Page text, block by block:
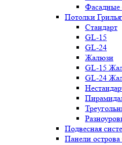
Фасадные
Потолки
Стандарт
GL-15
GL-24
Жалюзи
GL-15
GL-24
Подвесная
Панели